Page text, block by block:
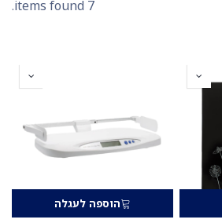
7 items found.
הוספה לעגלה